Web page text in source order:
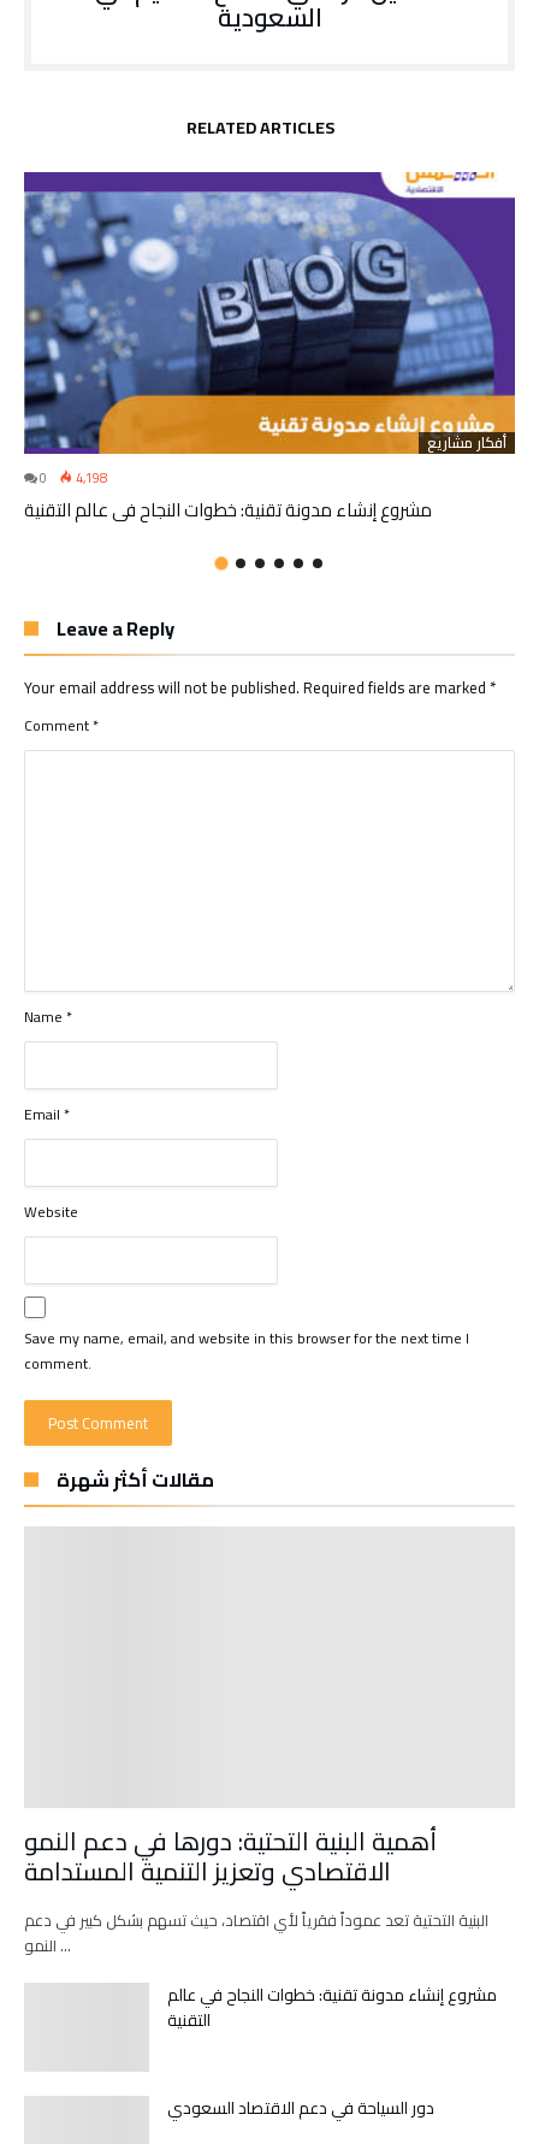
السعودية
RELATED ARTICLES
أفكار مشاريع
0 4,198
مشروع إنشاء مدونة تقنية: خطوات النجاح في عالم التقنية
Leave a Reply
Your email address will not be published.Required fields are marked*
Comment*
Name*
Email*
Website
Save my name, email, and website in this browser for the next time I
comment.
مقالات أكثر شهرة
أهمية البنية التحتية: دورها في دعم النمو
الاقتصادي وتعزيز التنمية المستدامة
البنية التحتية تعد عموداً فقرياً لأي اقتصاد، حيث تسهم بشكل كبير في دعم
النمو …
مشروع إنشاء مدونة تقنية: خطوات النجاح في عالم
التقنية
دور السياحة في دعم الاقتصاد السعودي